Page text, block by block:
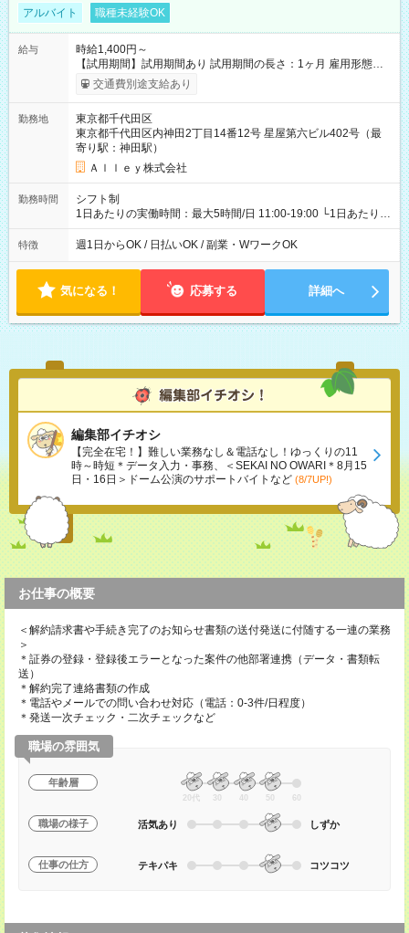
アルバイト 職種未経験OK
給与
時給1,400円～
【試用期間】試用期間あり 試用期間の長さ：1ヶ月 雇用形態、
給与は本採用時と同じです。
交通費別途支給あり
勤務地
東京都千代田区
東京都千代田区内神田2丁目14番12号 星屋第六ビル402号（最
寄り駅：神田駅）
Ａｌｌｅｙ株式会社
勤務時間
シフト制
1日あたりの実働時間：最大5時間/日 11:00-19:00 └1日あたりの
実働時間：1-5時間 └上記の時間帯内であれば、いつでも勤務可
能！ └平日・土曜日の中で、お好きな曜日でご勤務いただけま
18:00 などのように、自由な働き方が可能なお仕事です！
特徴 週1日からOK / 日払いOK / 副業・WワークOK
気になる！ 応募する 詳細へ
編集部イチオシ
【完全在宅！】難しい業務なし＆電話なし！ゆっくりの11
時～時短＊データ入力・事務、＜SEKAI NO OWARI＊8月15
日・16日＞ドーム公演のサポートバイトなど (8/7UP!)
お仕事の概要
＜解約請求書や手続き完了のお知らせ書類の送付発送に付随する一連の業務
＞
＊証券の登録・登録後エラーとなった案件の他部署連携（データ・書類転
送）
＊解約完了連絡書類の作成
＊電話やメールでの問い合わせ対応（電話：0-3件/日程度）
＊発送一次チェック・二次チェックなど
職場の雰囲気
年齢層
20代 30 40 50 60
職場の様子 活気あり しずか
仕事の仕方 テキパキ コツコツ